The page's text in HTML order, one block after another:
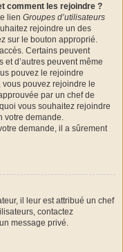
comment les rejoindre ?
lien Groupes d’utilisateurs
rejoindre un des
sur le bouton approprié.
Certains peuvent
d’autres peuvent même
pouvez le rejoindre
pouvez rejoindre le
par un chef de
vous souhaitez rejoindre
votre demande.
demande, il a sûrement
il leur est attribué un chef
contactez
message privé.